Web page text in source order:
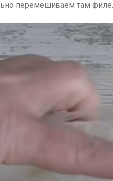
перемешиваем там филе.